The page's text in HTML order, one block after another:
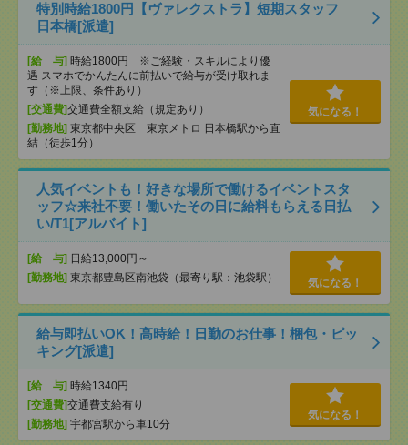
特別時給1800円【ヴァレクストラ】短期スタッフ
日本橋[派遣]
[給 与] 時給1800円 ※ご経験・スキルにより優
遇 スマホでかんたんに前払いで給与が受け取れま
す（※上限、条件あり）
[交通費]交通費全額支給（規定あり）
[勤務地] 東京都中央区 東京メトロ 日本橋駅から直
結（徒歩1分）
気になる！
人気イベントも！好きな場所で働けるイベントスタ
ッフ☆来社不要！働いたその日に給料もらえる日払
い/T1[アルバイト]
[給 与] 日給13,000円～
[勤務地] 東京都豊島区南池袋（最寄り駅：池袋駅） 気になる！
給与即払いOK！高時給！日勤のお仕事！梱包・ピッ
キング[派遣]
[給 与] 時給1340円
[交通費]交通費支給有り
[勤務地] 宇都宮駅から車10分
気になる！